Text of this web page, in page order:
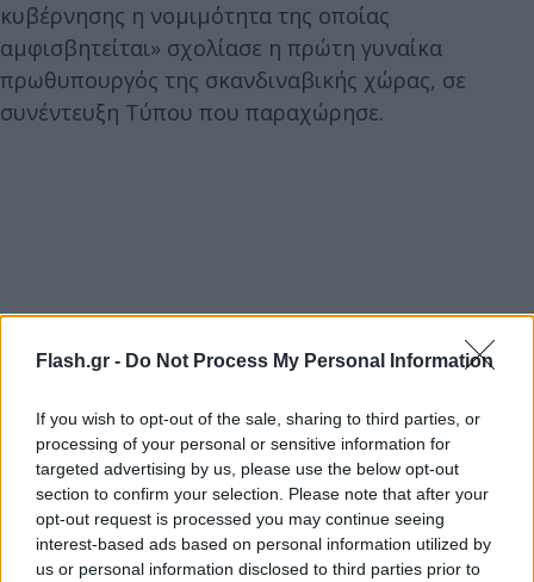
Flash.gr - Do Not Process My Personal Information
If you wish to opt-out of the sale, sharing to third parties, or
processing of your personal or sensitive information for
targeted advertising by us, please use the below opt-out
section to confirm your selection. Please note that after your
opt-out request is processed you may continue seeing
interest-based ads based on personal information utilized by
us or personal information disclosed to third parties prior to
κυβέρνησης η νομιμότητα της οποίας
αμφισβητείται» σχολίασε η πρώτη γυναίκα
πρωθυπουργός της σκανδιναβικής χώρας, σε
συνέντευξη Τύπου που παραχώρησε.